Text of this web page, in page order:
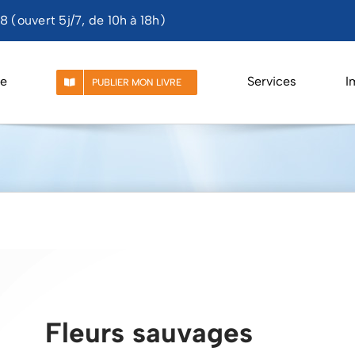
(ouvert 5j/7, de 10h à 18h)
PUBLIER MON LIVRE Services
Fleurs sauvages